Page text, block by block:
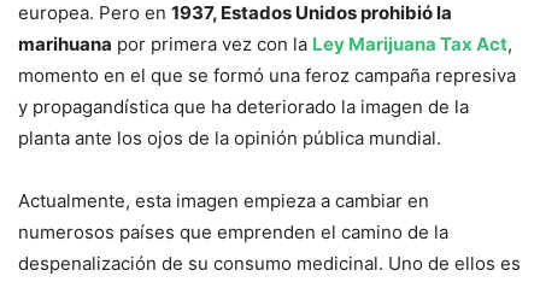
europea. Pero en 1937, Estados Unidos prohibió la
marihuana por primera vez con la Ley Marijuana Tax Act,
momento en el que se formó una feroz campaña represiva
y propagandística que ha deteriorado la imagen de la
planta ante los ojos de la opinión pública mundial.
Actualmente, esta imagen empieza a cambiar en
numerosos países que emprenden el camino de la
despenalización de su consumo medicinal. Uno de ellos es